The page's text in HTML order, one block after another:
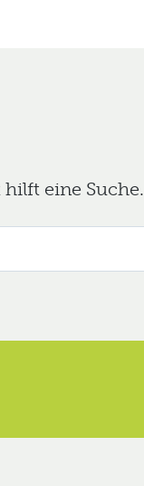
eine Suche.